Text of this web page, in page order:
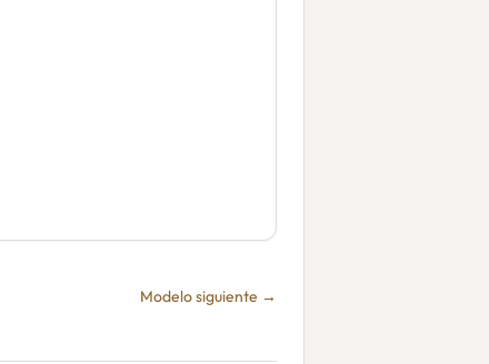
Modelo siguiente →